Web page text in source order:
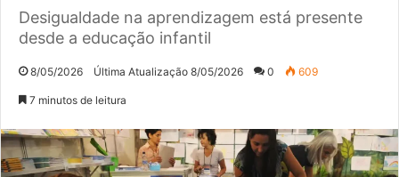
Desigualdade na aprendizagem está presente
desde a educação infantil
8/05/2026 Última Atualização 8/05/2026 0 609
7 minutos de leitura